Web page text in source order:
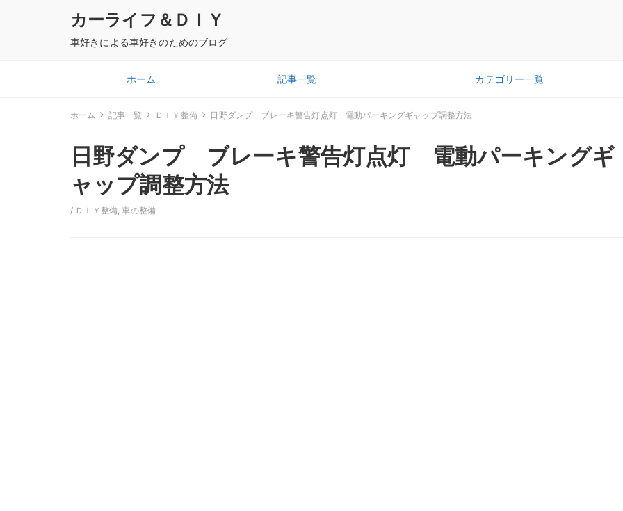
カーライフ＆ＤＩＹ
車好きによる車好きのためのブログ
ホーム 記事一覧 カテゴリー一覧
ホーム 記事一覧 ＤＩＹ整備 日野ダンプ ブレーキ警告灯点灯 電動パーキングギャップ調整方法
日野ダンプ ブレーキ警告灯点灯 電動パーキングギ
ャップ調整方法
/ ＤＩＹ整備,車の整備